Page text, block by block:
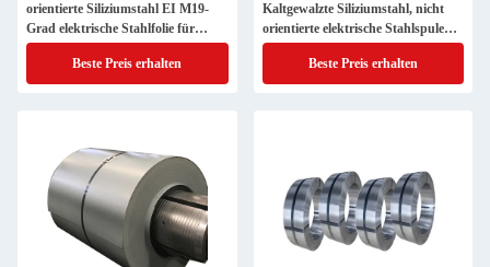
orientierte Siliziumstahl EI M19-
Grad elektrische Stahlfolie für
industrielle Anwendungen
Beste Preis erhalten
Kaltgewalzte Siliziumstahl, nicht
orientierte elektrische Stahlspule
für die Herstellung
Beste Preis erhalten